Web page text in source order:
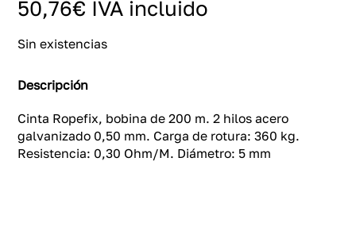
50,76€ IVA incluido
Sin existencias
Descripción
Cinta Ropefix, bobina de 200 m. 2 hilos acero
galvanizado 0,50 mm. Carga de rotura: 360 kg.
Resistencia: 0,30 Ohm/M. Diámetro: 5 mm